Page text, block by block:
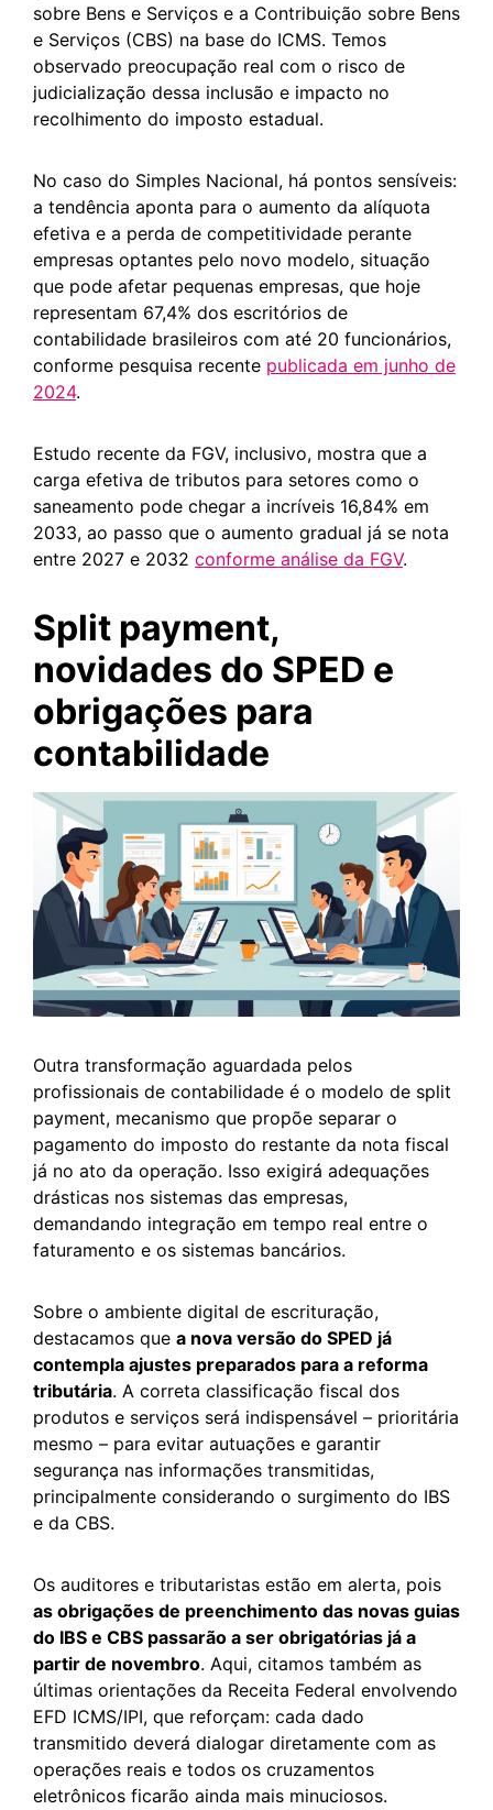
sobre Bens e Serviços e a Contribuição sobre Bens
e Serviços (CBS) na base do ICMS. Temos
observado preocupação real com o risco de
judicialização dessa inclusão e impacto no
recolhimento do imposto estadual.
No caso do Simples Nacional, há pontos sensíveis:
a tendência aponta para o aumento da alíquota
efetiva e a perda de competitividade perante
empresas optantes pelo novo modelo, situação
que pode afetar pequenas empresas, que hoje
representam 67,4% dos escritórios de
contabilidade brasileiros com até 20 funcionários,
conforme pesquisa recente publicada em junho de
2024.
Estudo recente da FGV, inclusivo, mostra que a
carga efetiva de tributos para setores como o
saneamento pode chegar a incríveis 16,84% em
2033, ao passo que o aumento gradual já se nota
entre 2027 e 2032 conforme análise da FGV.
Split payment,
novidades do SPED e
obrigações para
contabilidade
Outra transformação aguardada pelos
profissionais de contabilidade é o modelo de split
payment, mecanismo que propõe separar o
pagamento do imposto do restante da nota fiscal
já no ato da operação. Isso exigirá adequações
drásticas nos sistemas das empresas,
demandando integração em tempo real entre o
faturamento e os sistemas bancários.
Sobre o ambiente digital de escrituração,
destacamos que a nova versão do SPED já
contempla ajustes preparados para a reforma
tributária. A correta classificação fiscal dos
produtos e serviços será indispensável – prioritária
mesmo – para evitar autuações e garantir
segurança nas informações transmitidas,
principalmente considerando o surgimento do IBS
e da CBS.
Os auditores e tributaristas estão em alerta, pois
as obrigações de preenchimento das novas guias
do IBS e CBS passarão a ser obrigatórias já a
partir de novembro. Aqui, citamos também as
últimas orientações da Receita Federal envolvendo
EFD ICMS/IPI, que reforçam: cada dado
transmitido deverá dialogar diretamente com as
operações reais e todos os cruzamentos
eletrônicos ficarão ainda mais minuciosos.